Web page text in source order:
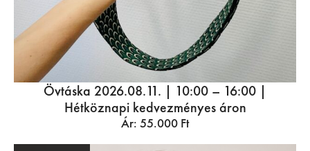
Övtáska 2026.08.11. | 10:00 – 16:00 |
Hétköznapi kedvezményes áron
Ár: 55.000 Ft